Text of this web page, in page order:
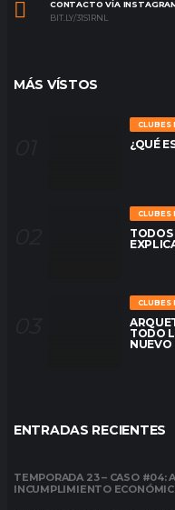
CONTACTO VÍA
BIT.LY/31S1RNL
MÁS VÍSTOS
CLUBES
¿QUÉ
CLUBES
TODOS
CLUBES
TODO
NUEVO
ENTRADAS RECIENTES
TEMPORADA 23 – CASO #04:
INCUMPLIMIENTO